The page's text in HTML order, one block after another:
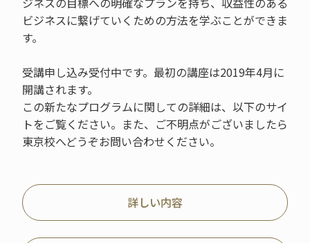
ビジネスに繋げていくための方法を学ぶことができま
す。
受講申し込み受付中です。最初の講座は2019年4月に
開講されます。
この新たなプログラムに関しての詳細は、以下のサイ
トをご覧ください。また、ご不明点がございましたら
東京校へどうぞお問い合わせください。
詳しい内容